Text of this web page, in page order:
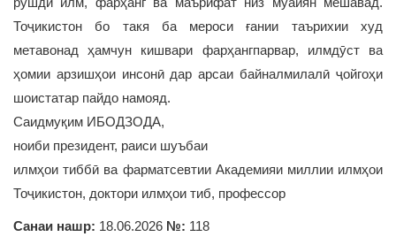
Тоҷикистон бо такя ба мероси ғании таърихии худ
метавонад ҳамчун кишвари фарҳангпарвар, илмдӯст ва
ҳомии арзишҳои инсонӣ дар арсаи байналмилалӣ ҷойгоҳи
шоистатар пайдо намояд.
Саидмуқим ИБОДЗОДА,
ноиби президент, раиси шуъбаи
илмҳои тиббӣ ва фарматсевтии Академияи миллии илмҳои
Тоҷикистон, доктори илмҳои тиб, профессор
Санаи нашр: 18.06.2026 №: 118